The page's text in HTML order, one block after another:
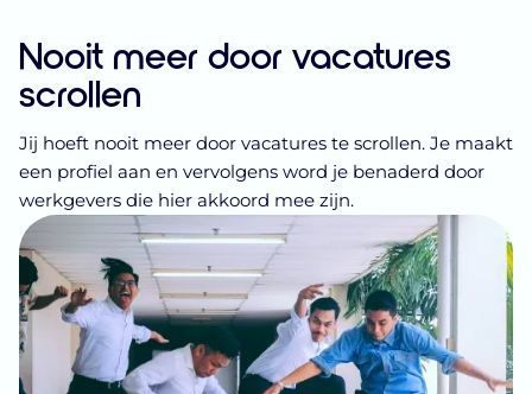
Nooit meer door vacatures
scrollen
Jij hoeft nooit meer door vacatures te scrollen. Je maakt
een profiel aan en vervolgens word je benaderd door
werkgevers die hier akkoord mee zijn.